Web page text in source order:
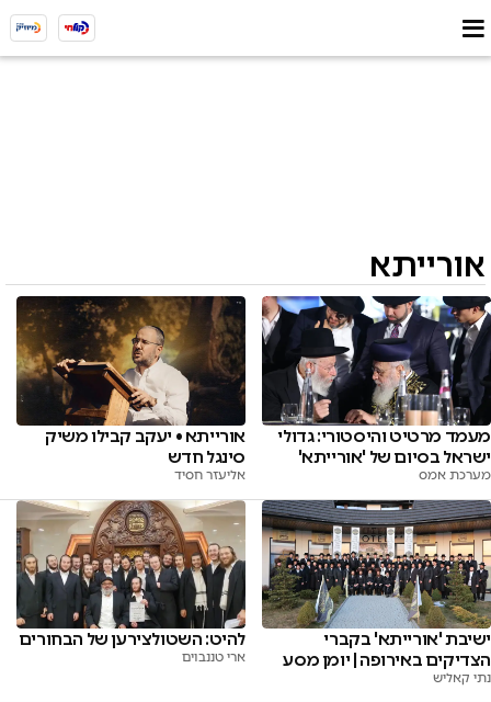
אורייתא
מעמד מרטיט והיסטורי: גדולי
ישראל בסיום של 'אורייתא'
מערכת אמס
אורייתא • יעקב קבילו משיק
סינגל חדש
אליעזר חסיד
ישיבת 'אורייתא' בקברי
הצדיקים באירופה | יומן מסע
נתי קאליש
להיט: השטולצירען של הבחורים
ארי טננבוים